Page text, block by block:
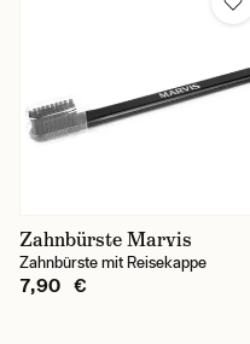
Zahnbürste Marvis
Zahnbürste mit Reisekappe
7,90 €